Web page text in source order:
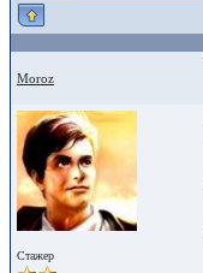
Moroz
Стажер